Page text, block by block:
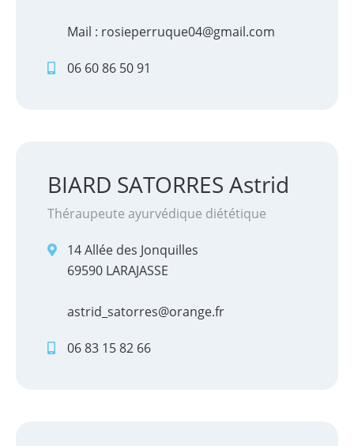
Mail : rosieperruque04@gmail.com
06 60 86 50 91
BIARD SATORRES Astrid
Théraupeute ayurvédique diététique
14 Allée des Jonquilles
69590 LARAJASSE
astrid_satorres@orange.fr
06 83 15 82 66